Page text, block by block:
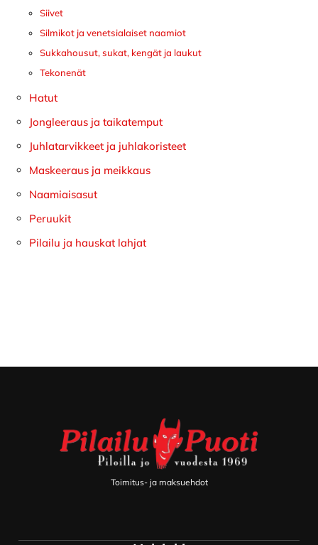
Siivet
Silmikot ja venetsialaiset naamiot
Sukkahousut, sukat, kengät ja laukut
Tekonenät
Hatut
Jongleeraus ja taikatemput
Juhlatarvikkeet ja juhlakoristeet
Maskeeraus ja meikkaus
Naamiaisasut
Peruukit
Pilailu ja hauskat lahjat
Toimitus- ja maksuehdot